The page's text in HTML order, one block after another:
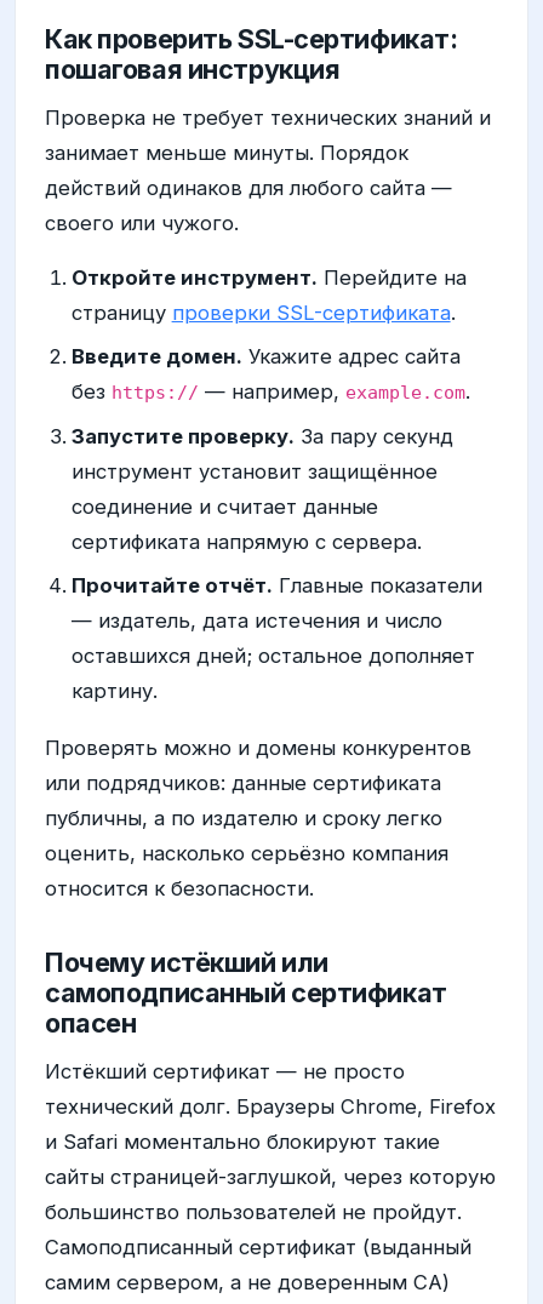
Как проверить SSL-сертификат:
пошаговая инструкция
Проверка не требует технических знаний и
занимает меньше минуты. Порядок
действий одинаков для любого сайта —
своего или чужого.
Откройте инструмент. Перейдите на
страницу проверки SSL-сертификата.
Введите домен. Укажите адрес сайта
без https:// — например, example.com.
Запустите проверку. За пару секунд
инструмент установит защищённое
соединение и считает данные
сертификата напрямую с сервера.
Прочитайте отчёт. Главные показатели
— издатель, дата истечения и число
оставшихся дней; остальное дополняет
картину.
Проверять можно и домены конкурентов
или подрядчиков: данные сертификата
публичны, а по издателю и сроку легко
оценить, насколько серьёзно компания
относится к безопасности.
Почему истёкший или
самоподписанный сертификат
опасен
Истёкший сертификат — не просто
технический долг. Браузеры Chrome, Firefox
и Safari моментально блокируют такие
сайты страницей-заглушкой, через которую
большинство пользователей не пройдут.
Самоподписанный сертификат (выданный
самим сервером, а не доверенным CA)